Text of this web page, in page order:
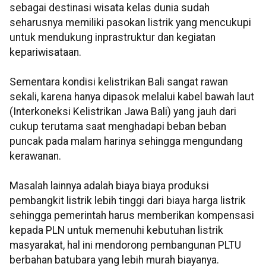
sebagai destinasi wisata kelas dunia sudah
seharusnya memiliki pasokan listrik yang mencukupi
untuk mendukung inprastruktur dan kegiatan
kepariwisataan.
Sementara kondisi kelistrikan Bali sangat rawan
sekali, karena hanya dipasok melalui kabel bawah laut
(Interkoneksi Kelistrikan Jawa Bali) yang jauh dari
cukup terutama saat menghadapi beban beban
puncak pada malam harinya sehingga mengundang
kerawanan.
Masalah lainnya adalah biaya biaya produksi
pembangkit listrik lebih tinggi dari biaya harga listrik
sehingga pemerintah harus memberikan kompensasi
kepada PLN untuk memenuhi kebutuhan listrik
masyarakat, hal ini mendorong pembangunan PLTU
berbahan batubara yang lebih murah biayanya.